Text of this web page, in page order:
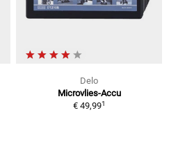
Delo
Microvlies-Accu
€ 49,991